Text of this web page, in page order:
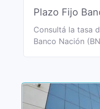
Plazo Fijo
Consultá la tasa
Banco Nación